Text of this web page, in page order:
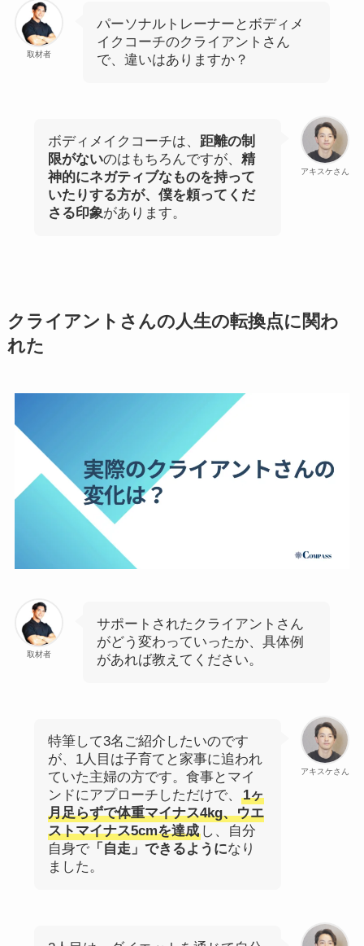
取材者
パーソナルトレーナーとボディメ
イクコーチのクライアントさん
で、違いはありますか？
アキスケさん
ボディメイクコーチは、 距離の制
限がないのはもちろんですが、 精
神的にネガティブなものを持って
いたりする方が、僕を頼ってくだ
さる印象があります。
クライアントさんの人生の転換点に関わ
れた
取材者
サポートされたクライアントさん
がどう変わっていったか、具体例
があれば教えてください。
アキスケさん
特筆して3名ご紹介したいのです
が、1人目は子育てと家事に追われ
ていた主婦の方です。食事とマイ
ンドにアプローチしただけで、
1ヶ
月足らずで体重マイナス4kg、ウエ
ストマイナス5cmを達成し、自分
自身で「自走」できるようになり
ました。